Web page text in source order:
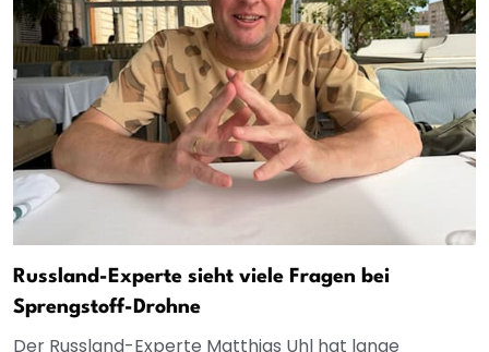
Russland-Experte sieht viele Fragen bei
Sprengstoff-Drohne
Der Russland-Experte Matthias Uhl hat lange